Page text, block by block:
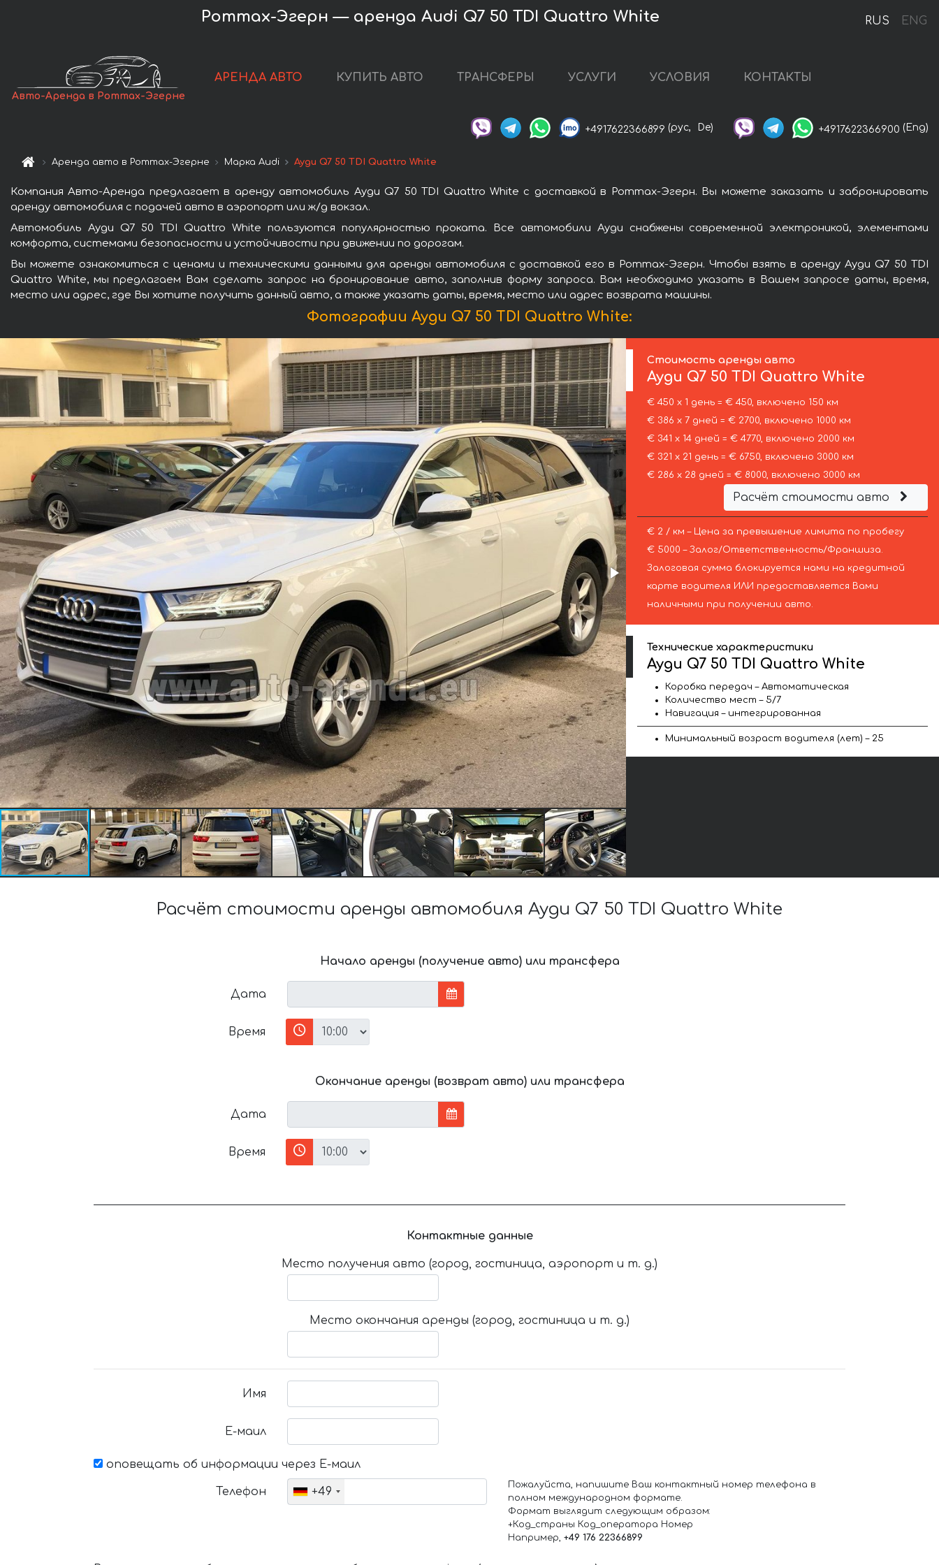
RUS ENG
Роттах-Эгерн — аренда Audi Q7 50 TDI Quattro White
Авто-Аренда в Роттах-Эгерне
АРЕНДА АВТО КУПИТЬ АВТО ТРАНСФЕРЫ УСЛУГИ УСЛОВИЯ КОНТАКТЫ
+4917622366899 (рус, De) +4917622366900 (Eng)
Аренда авто в Роттах-Эгерне Марка Audi Ауди Q7 50 TDI Quattro White
Компания Авто-Аренда предлагает в аренду автомобиль Ауди Q7 50 TDI Quattro White с доставкой в Роттах-Эгерн. Вы можете заказать и забронировать
аренду автомобиля с подачей авто в аэропорт или ж/д вокзал.
Автомобиль Ауди Q7 50 TDI Quattro White пользуются популярностью проката. Все автомобили Ауди снабжены современной электроникой, элементами
комфорта, системами безопасности и устойчивости при движении по дорогам.
Вы можете ознакомиться с ценами и техническими данными для аренды автомобиля с доставкой его в Роттах-Эгерн. Чтобы взять в аренду Ауди Q7 50 TDI
Quattro White, мы предлагаем Вам сделать запрос на бронирование авто, заполнив форму запроса. Вам необходимо указать в Вашем запросе даты, время,
место или адрес, где Вы хотите получить данный авто, а также указать даты, время, место или адрес возврата машины.
Фотографии Ауди Q7 50 TDI Quattro White:
Стоимость аренды авто
Ауди Q7 50 TDI Quattro White
€ 450 х 1 день = € 450, включено 150 км
€ 386 х 7 дней = € 2700, включено 1000 км
€ 341 х 14 дней = € 4770, включено 2000 км
€ 321 х 21 день = € 6750, включено 3000 км
€ 286 х 28 дней = € 8000, включено 3000 км
Расчёт стоимости авто
€ 2 / км – Цена за превышение лимита по пробегу
€ 5000 – Залог/Ответственность/Франшиза.
Залоговая сумма блокируется нами на кредитной
карте водителя ИЛИ предоставляется Вами
наличными при получении авто.
Технические характеристики
Ауди Q7 50 TDI Quattro White
Коробка передач – Автоматическая
Количество мест – 5/7
Навигация – интегрированная
Минимальный возраст водителя (лет) – 25
Расчёт стоимости аренды автомобиля Ауди Q7 50 TDI Quattro White
Начало аренды (получение авто) или трансфера
Дата
Время
Окончание аренды (возврат авто) или трансфера
Дата
Время
Контактные данные
Место получения авто (город, гостиница, аэропорт и т. д.)
Место окончания аренды (город, гостиница и т. д.)
Имя
Е-маил
оповещать об информации через Е-маил
Телефон +49
Пожалуйста, напишите Ваш контактный номер телефона в
полном международном формате.
Формат выглядит следующим образом:
+Код_страны Код_оператора Номер
Например, +49 176 22366899